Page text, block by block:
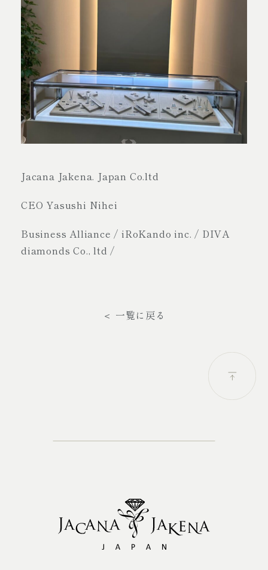
Jacana Jakena. Japan Co.ltd
CEO Yasushi Nihei
Business Alliance / iRoKando inc. / DIVA
diamonds Co., ltd /
＜ 一覧に戻る